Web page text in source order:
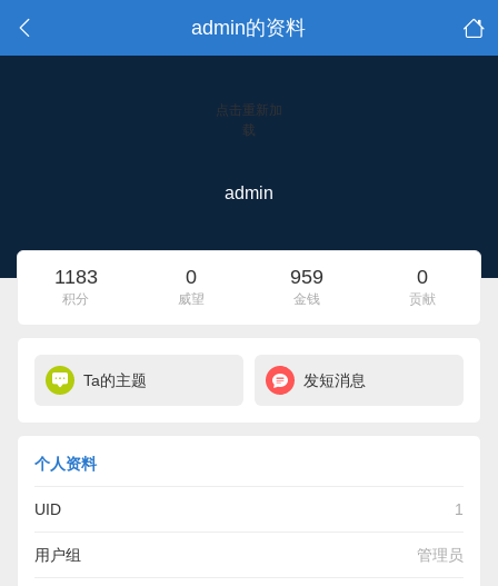
admin的资料
点击重新加
载
admin
1183
积分
0
威望
959
金钱
0
贡献
Ta的主题 发短消息
个人资料
UID 1
用户组 管理员